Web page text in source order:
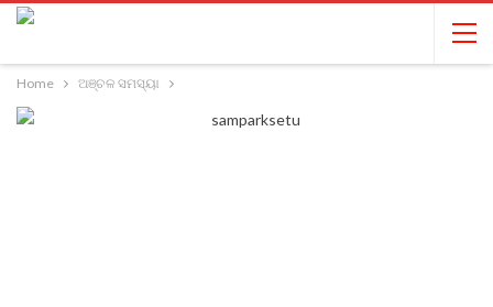
Home ଅଞ୍ଚଳ ସମସ୍ୟା